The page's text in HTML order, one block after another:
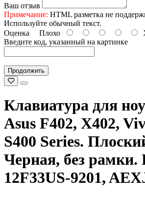
Ваш отзыв
Примечание: HTML разметка не
Используйте обычный текст.
Оценка Плохо
Введите код, указанный на картинке
Продолжить
Клавиатура для
Asus F402, X402,
S400 Series.
Черная, без рамки.
12F33US-9201,